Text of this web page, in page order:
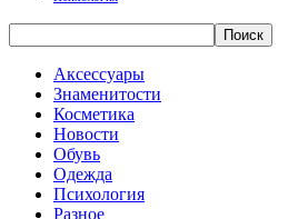
Аксессуары
Знаменитости
Косметика
Новости
Обувь
Одежда
Психология
Разное